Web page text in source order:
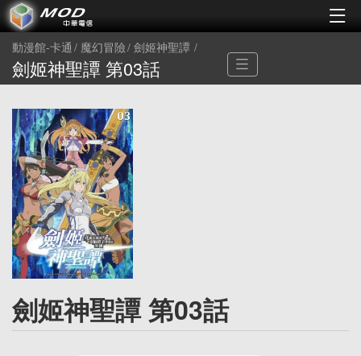
動漫館-卡通 魔幻冒險 劍姬神聖譚
劍姬神聖譚 第03話
劍姬神聖譚 第03話